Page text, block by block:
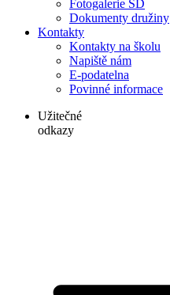
Fotogalerie ŠD
Dokumenty družiny
Kontakty
Kontakty na školu
Napiště nám
E-podatelna
Povinné informace
Užitečné
odkazy